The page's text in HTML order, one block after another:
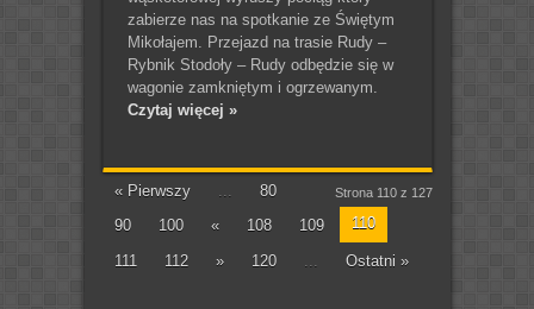
zabierze nas na spotkanie ze Świętym
Mikołajem. Przejazd na trasie Rudy –
Rybnik Stodoły – Rudy odbędzie się w
wagonie zamkniętym i ogrzewanym.
Czytaj więcej »
Strona 110 z 127
« Pierwszy ...
80
90
100 « 108 109 110
111 112 » 120 ... Ostatni »